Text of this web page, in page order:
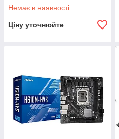
Немає в наявності
Ціну уточнюйте